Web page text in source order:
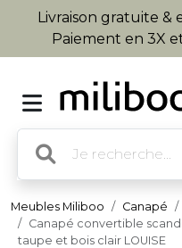
Livraison gratuite &
Paiement en 3X
Meubles Miliboo Canapé
Canapé convertible
taupe et bois clair LOUISE